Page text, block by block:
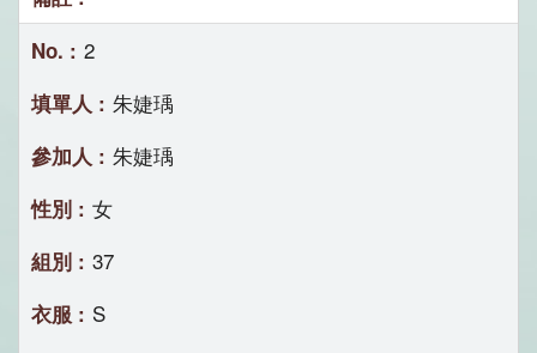
2
朱婕瑀
朱婕瑀
女
37
S